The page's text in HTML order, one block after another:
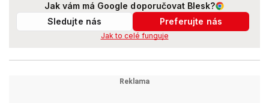
Jak vám má Google doporučovat Blesk?
Sledujte nás
Preferujte nás
Jak to celé funguje